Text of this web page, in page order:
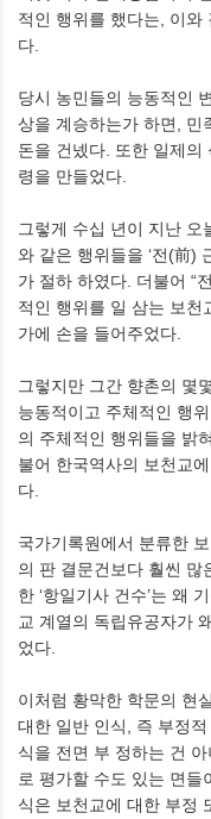
적인 행위를 했다는, 이와
다.
당시 농민들의 능동적인
상을 계승하는가 하면, 민
돈을 건넸다. 또한 일제의
령을 만들었다.
그렇게 수십 년이 지난 오
와 같은 행위들을 ‘전(前)
가 절하 하였다. 더불어 “
적인 행위를 일 삼는 보천
가에 손을 들어주었다.
그렇지만 그간 향촌의 몇
능동적이고 주체적인 행
의 주체적인 행위들을 밝
불어 한국역사의 보천교
다.
국가기록원에서 분류한
의 판 결문건보다 훨씬 많
한 ‘항일기사 건수’는 왜
교 계열의 독립유공자가
었다.
이처럼 황막한 학문의 현
대한 일반 인식, 즉 부정
식을 전면 부 정하는 건
로 평가할 수도 있는 면들
식은 보천교에 대한 부정